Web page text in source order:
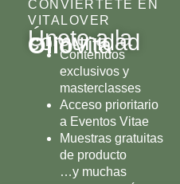
CONVIÉRTETE EN
VITALOVER
Únete a la
comunidad
OlioVita
Contenidos
exclusivos y
masterclasses
Acceso prioritario
a Eventos Vitae
Muestras gratuitas
de producto
…y muchas